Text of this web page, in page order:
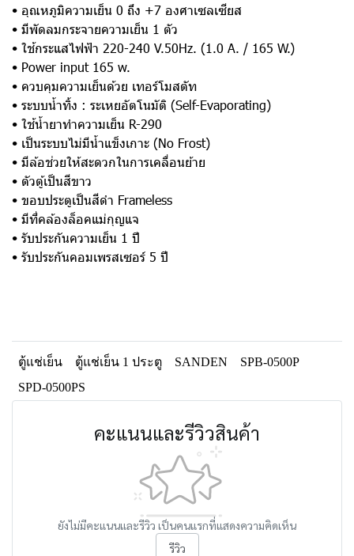
• อุณหภูมิความเย็น 0 ถึง +7 องศาเซลเซียส
• มีพัดลมกระจายความเย็น 1 ตัว
• ใช้กระแสไฟฟ้า 220-240 V.50Hz. (1.0 A. / 165 W.)
• Power input 165 w.
• ควบคุมความเย็นด้วย เทอร์โมสตัท
• ระบบน้ำทิ้ง : ระเหยอัตโนมัติ (Self-Evaporating)
• ใช้น้ำยาทำความเย็น R-290
• เป็นระบบไม่มีน้ำแข็งเกาะ (No Frost)
• มีล้อช่วยให้สะดวกในการเคลื่อนย้าย
• ตัวตู้เป็นสีขาว
• ขอบประตูเป็นสีดำ Frameless
• มีที่คล้องล็อคแม่กุญแจ
• รับประกันความเย็น 1 ปี
• รับประกันคอมเพรสเซอร์ 5 ปี
ตู้แช่เย็น ตู้แช่เย็น 1 ประตู SANDEN
SPB-0500P
SPD-0500PS
คะแนนและรีวิวสินค้า
ยังไม่มีคะแนนและรีวิว เป็นคนแรกที่แสดงความคิดเห็น
รีวิว